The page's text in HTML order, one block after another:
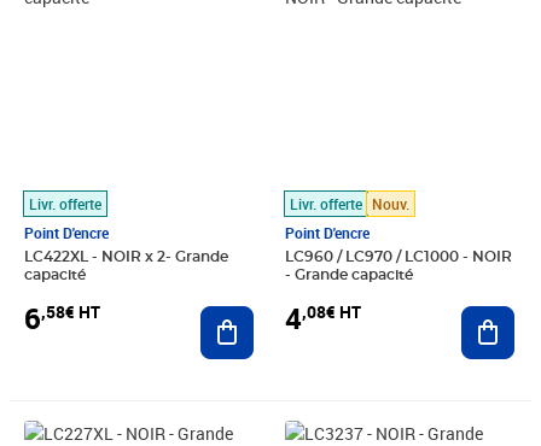
Livr. offerte
Point D'encre
LC422XL - NOIR x 2- Grande
capacité
6,58€ HT Ajouter au panier
Livr. offerte Nouv.
Point D'encre
LC960 / LC970 / LC1000 - NOIR
- Grande capacité
4,08€ HT
Prix 4,92€ HT Prix 10,00€ HT